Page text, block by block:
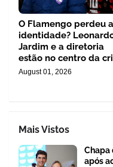
O Flamengo perdeu a
identidade?
Jardim e a diretoria
estão no centro da
August 01, 2026
Mais Vistos
Chapa
após